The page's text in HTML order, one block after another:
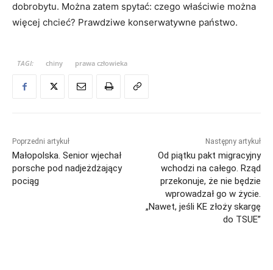
dobrobytu. Można zatem spytać: czego właściwie można
więcej chcieć? Prawdziwe konserwatywne państwo.
TAGI: chiny prawa człowieka
Poprzedni artykuł
Małopolska. Senior wjechał
porsche pod nadjeżdżający
pociąg
Następny artykuł
Od piątku pakt migracyjny
wchodzi na całego. Rząd
przekonuje, że nie będzie
wprowadzał go w życie.
„Nawet, jeśli KE złoży skargę
do TSUE”